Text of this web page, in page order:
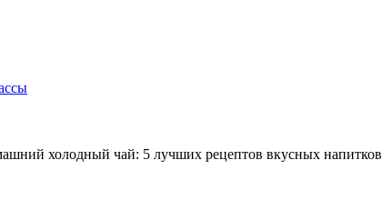
холодный чай: 5 лучших рецептов вкусных напитков